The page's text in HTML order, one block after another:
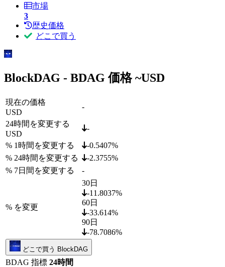
市場
3
歴史価格
どこで買う
BlockDAG - BDAG 価格 ~USD
現在の価格
USD
-
24時間を変更する
USD
-
% 1時間を変更する
-0.5407%
% 24時間を変更する
-2.3755%
% 7日間を変更する
-
% を変更
30日
-11.8037%
60日
-33.614%
90日
-78.7086%
どこで買う BlockDAG
BDAG 指標 24時間